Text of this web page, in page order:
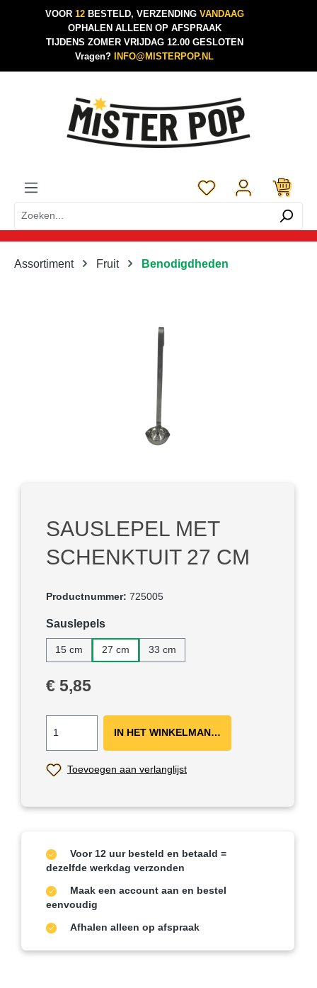
Ga naar de hoofdinhoud
VOOR 12 BESTELD, VERZENDING VANDAAG
OPHALEN ALLEEN OP AFSPRAAK
TIJDENS ZOMER VRIJDAG 12.00 GESLOTEN
Vragen?
INFO@MISTERPOP.NL
Je hebt 0 items op
Assortiment Fruit Benodigdheden
SAUSLEPEL MET
SCHENKTUIT 27 CM
Productnummer: 725005
Selecteer
Sauslepels
15 cm 27 cm 33 cm
Normale prijs:
€ 5,85
IN HET WINKELMANDJE ＋
Toevoegen aan verlanglijst
Voor 12 uur besteld en betaald =
dezelfde werkdag verzonden
Maak een account aan en bestel
eenvoudig
Afhalen alleen op afspraak